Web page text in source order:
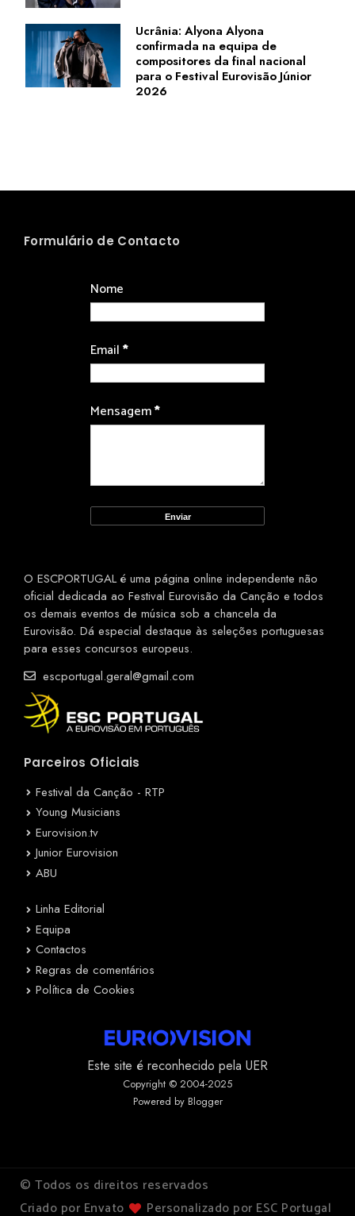
Ucrânia: Alyona Alyona
confirmada na equipa de
compositores da final nacional
para o Festival Eurovisão Júnior
2026
Formulário de Contacto
Nome
Email*
Mensagem*
O ESCPORTUGAL é uma página online independente não
oficial dedicada ao Festival Eurovisão da Canção e todos
os demais eventos de música sob a chancela da
Eurovisão. Dá especial destaque às seleções portuguesas
para esses concursos europeus.
escportugal.geral@gmail.com
Parceiros Oficiais
Festival da Canção - RTP
Young Musicians
Eurovision.tv
Junior Eurovision
ABU
Linha Editorial
Equipa
Contactos
Regras de comentários
Política de Cookies
Este site é reconhecido pela UER
Copyright © 2004-2025
Powered by Blogger
© Todos os direitos reservados
Criado por Envato
Personalizado por ESC Portugal